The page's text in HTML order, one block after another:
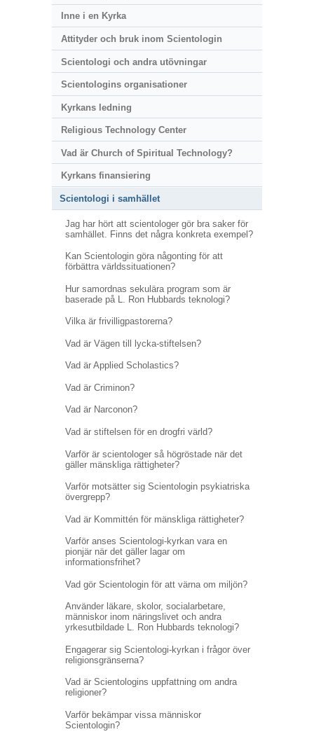
Inne i en Kyrka
Attityder och bruk inom Scientologin
Scientologi och andra utövningar
Scientologins organisationer
Kyrkans ledning
Religious Technology Center
Vad är Church of Spiritual Technology?
Kyrkans finansiering
Scientologi i samhället
Jag har hört att scientologer gör bra saker för
samhället. Finns det några konkreta exempel?
Kan Scientologin göra någonting för att
förbättra världssituationen?
Hur samordnas sekulära program som är
baserade på L. Ron Hubbards teknologi?
Vilka är frivilligpastorerna?
Vad är Vägen till lycka-stiftelsen?
Vad är Applied Scholastics?
Vad är Criminon?
Vad är Narconon?
Vad är stiftelsen för en drogfri värld?
Varför är scientologer så högröstade när det
gäller mänskliga rättigheter?
Varför motsätter sig Scientologin psykiatriska
övergrepp?
Vad är Kommittén för mänskliga rättigheter?
Varför anses Scientologi-kyrkan vara en
pionjär när det gäller lagar om
informationsfrihet?
Vad gör Scientologin för att värna om miljön?
Använder läkare, skolor, socialarbetare,
människor inom näringslivet och andra
yrkesutbildade L. Ron Hubbards teknologi?
Engagerar sig Scientologi-kyrkan i frågor över
religionsgränserna?
Vad är Scientologins uppfattning om andra
religioner?
Varför bekämpar vissa människor
Scientologin?